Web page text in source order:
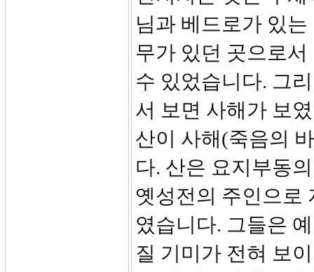
님과 베드로가 있
무가 있던 곳으로
수 있었습니다. 그
서 보면 사해가 보
산이 사해(죽음의
다. 산은 요지부동
옛성전의 주인으로
였습니다. 그들은
질 기미가 전혀 보